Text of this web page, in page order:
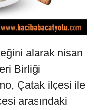
alarak nisan
Birliği
Çatak ilçesi ile
arasındaki